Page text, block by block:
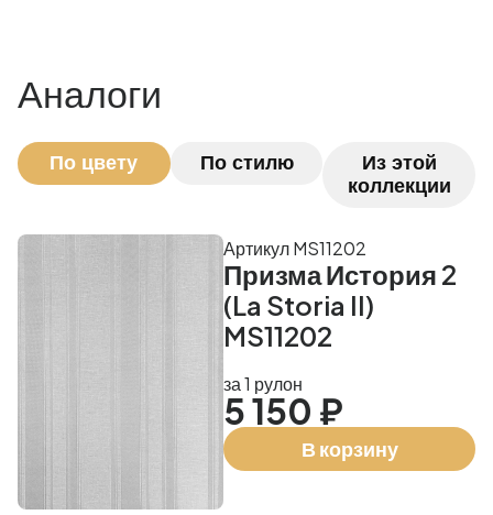
Аналоги
По цвету По стилю
Из этой
коллекции
Призма История 2
(La Storia II)
MS11202
Артикул MS11202
за 1 рулон
5 150 ₽
В корзину